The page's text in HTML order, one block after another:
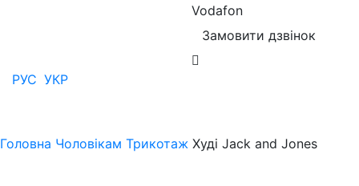
Vodafon
Замовити дзвінок
РУС УКР
Головна Чоловікам Трикотаж Худі Jack and Jones